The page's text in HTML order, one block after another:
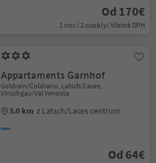
Od 170€
1 noc / 2 osob(y) Včetně DPH
Appartaments Garnhof
Goldrain/Coldrano, Latsch/Laces,
Vinschgau/Val Venosta
3.0 km z Latsch/Laces centrum
Od 64€